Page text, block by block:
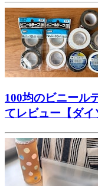
100均のビニール
てレビュー【ダ